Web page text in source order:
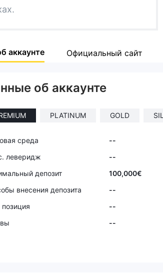
7аккаунте Официальный сайт
об аккаунте
PLATINUM GOLD
среда --
леверидж
--
депозит
100,000€
внесения депозита
--
--
--